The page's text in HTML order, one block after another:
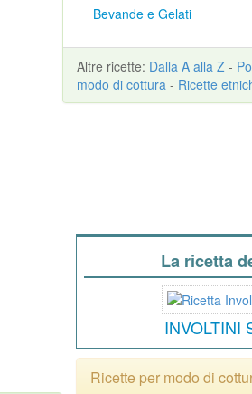
Bevande e Gelati
Altre ricette: Dalla A alla Z -
modo di cottura - Ricette
La ricetta
INVOLTINI
Ricette per modo di